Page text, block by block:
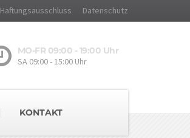
Haftungsausschluss Datenschutz
MO-FR 09:00 - 19:00 Uhr
SA 09:00 - 15:00 Uhr
KONTAKT